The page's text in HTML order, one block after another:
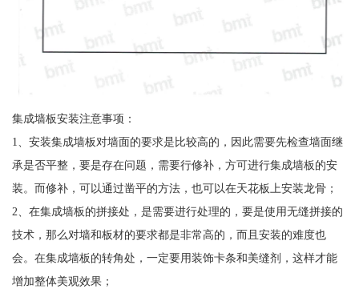
集成墙板安装注意事项：
1、安装集成墙板对墙面的要求是比较高的，因此需要先检查墙面继
承是否平整，要是存在问题，需要行修补，方可进行集成墙板的安
装。而修补，可以通过凿平的方法，也可以在天花板上安装龙骨；
2、在集成墙板的拼接处，是需要进行处理的，要是使用无缝拼接的
技术，那么对墙和板材的要求都是非常高的，而且安装的难度也
会。在集成墙板的转角处，一定要用装饰卡条和美缝剂，这样才能
增加整体美观效果；